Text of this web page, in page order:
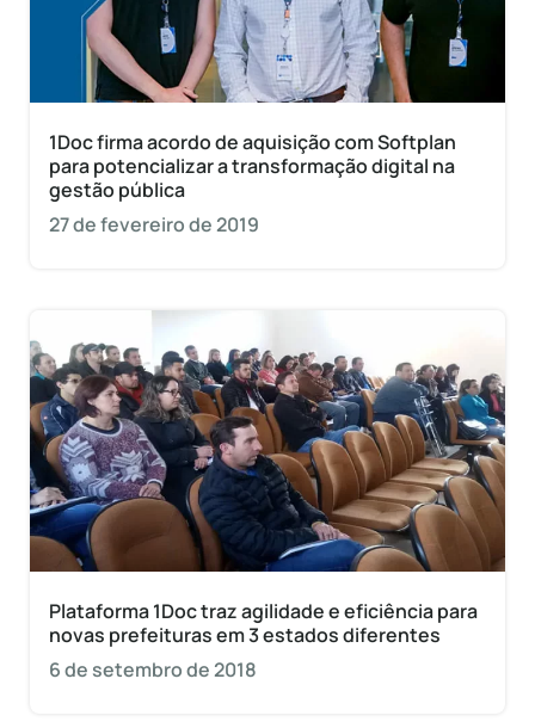
1Doc firma acordo de aquisição com Softplan
para potencializar a transformação digital na
gestão pública
27 de fevereiro de 2019
Plataforma 1Doc traz agilidade e eficiência para
novas prefeituras em 3 estados diferentes
6 de setembro de 2018